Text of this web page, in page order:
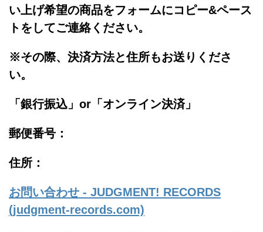
い上げ希望の商品をフォームにコピー&ペース
トをしてご連絡ください。
※その際、決済方法と住所もお送りくださ
い。
「銀行振込」or「 オンライン決済」
郵便番号：
住所：
お問い合わせ - JUDGMENT! RECORDS
(judgment-records.com)